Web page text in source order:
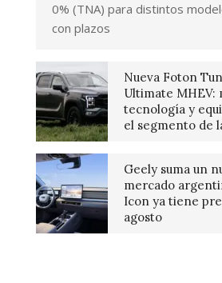
0% (TNA) para distintos
con plazos
Nueva Foton
Ultimate MHEV:
tecnología y
el segmento de
Geely suma un
mercado
Icon ya tiene
agosto